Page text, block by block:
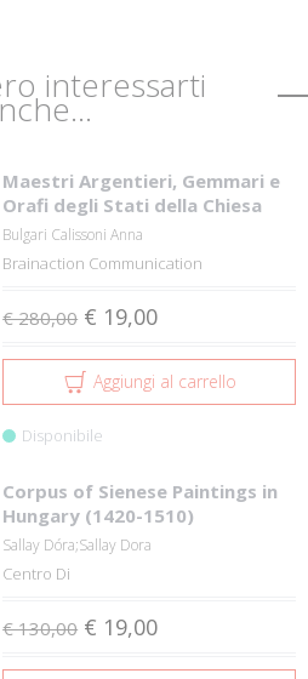
interessarti
Maestri Argentieri, Gemmari e
Orafi degli Stati della Chiesa
Bulgari Calissoni Anna
Brainaction Communication
€ 280,00 € 19,00
Aggiungi al carrello
Disponibile
Corpus of Sienese Paintings in
Hungary (1420-1510)
Sallay Dóra;Sallay Dora
Centro Di
€ 130,00 € 19,00